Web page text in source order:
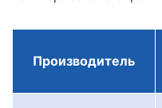
Производитель